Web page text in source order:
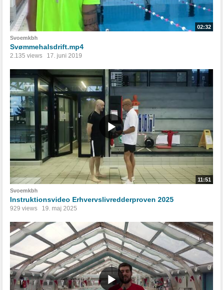
02:32
Svoemkbh
Svømmehalsdrift.mp4
2.135 views 17. juni 2019
11:51
Svoemkbh
Instruktionsvideo Erhvervslivredderproven 2025
929 views 19. maj 2025